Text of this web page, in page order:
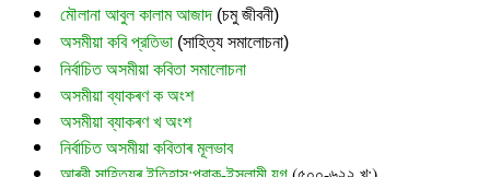
মৌলানা আবুল কালাম আজাদ (চমু জীবনী)
অসমীয়া কবি প্রতিভা (সাহিত্য সমালোচনা)
নির্বাচিত অসমীয়া কবিতা সমালোচনা
অসমীয়া ব্যাকৰণ ক অংশ
অসমীয়া ব্যাকৰণ খ অংশ
নির্বাচিত অসমীয়া কবিতাৰ মূলভাব